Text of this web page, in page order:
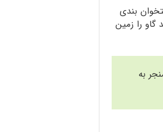
بندی
را زمین
به